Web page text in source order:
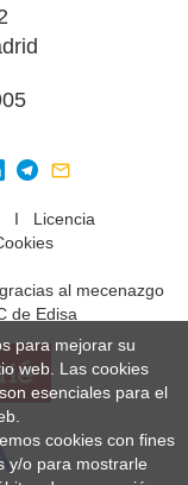
I Licencia
al mecenazgo
de Edisa
para mejorar su
web. Las cookies
esenciales para el
cookies con fines
y/o para mostrarle